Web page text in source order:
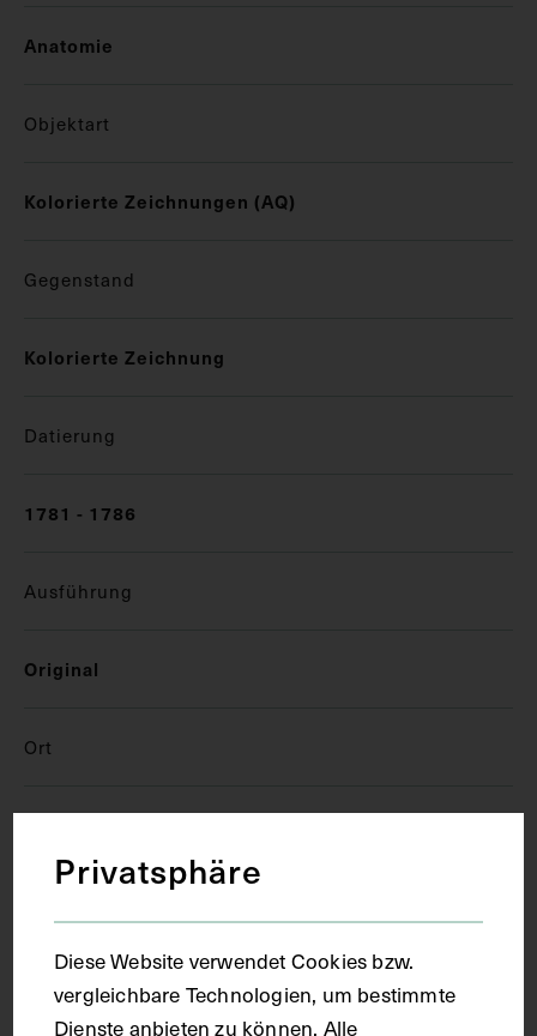
Anatomie
Objektart
Kolorierte Zeichnungen (AQ)
Gegenstand
Kolorierte Zeichnung
Datierung
1781 - 1786
Ausführung
Original
Ort
Papier
Privatsphäre
Diese Website verwendet Cookies bzw.
vergleichbare Technologien, um bestimmte
Dienste anbieten zu können. Alle